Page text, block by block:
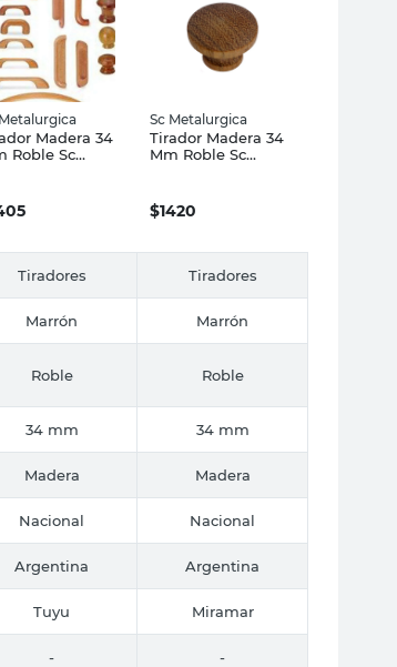
Madera 34
Roble Sc
Sc Metalurgica
Tirador Madera 34
Mm Roble Sc
$1420
Tiradores Tiradores
Marrón Marrón
Roble Roble
34 mm 34 mm
Madera Madera
Nacional Nacional
Argentina Argentina
Tuyu Miramar
- -